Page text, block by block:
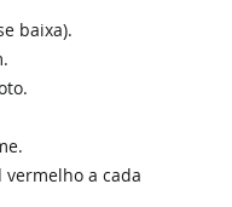
baixa).
a cada